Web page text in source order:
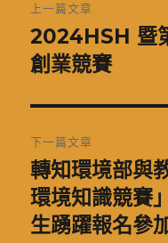
章
導
覽
上一篇文章
上
一
文
章:
2024HSH 暨
創業競賽
下一篇文章
下
一
篇
轉知環境部與
環境知識競賽
生踴躍報名參